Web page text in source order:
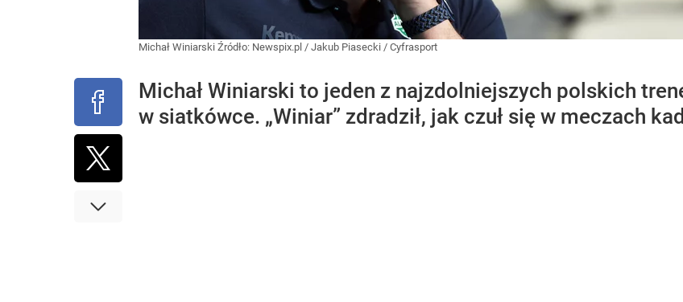
Michał Winiarski Źródło: Newspix.pl / Jakub Piasecki / Cyfrasport
Michał Winiarski to jeden z najzdolniejszych polskich
w siatkówce. „Winiar” zdradził, jak czuł się w meczach